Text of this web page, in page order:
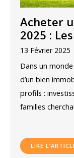
Acheter
2025 :
13 Février 2025
Dans un
d’un bien
profils :
familles
LIRE